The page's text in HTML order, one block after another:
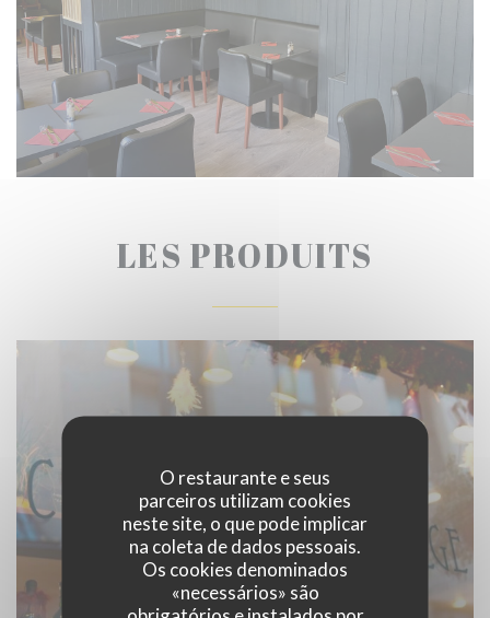
O restaurante e seus
parceiros utilizam cookies
neste site, o que pode implicar
na coleta de dados pessoais.
Os cookies denominados
«necessários» são
LES PRODUITS